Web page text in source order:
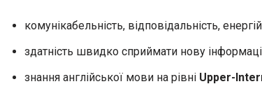
комунікабельність, відповідальність,
здатність швидко сприймати нову
знання англійської мови на рівні Upper-